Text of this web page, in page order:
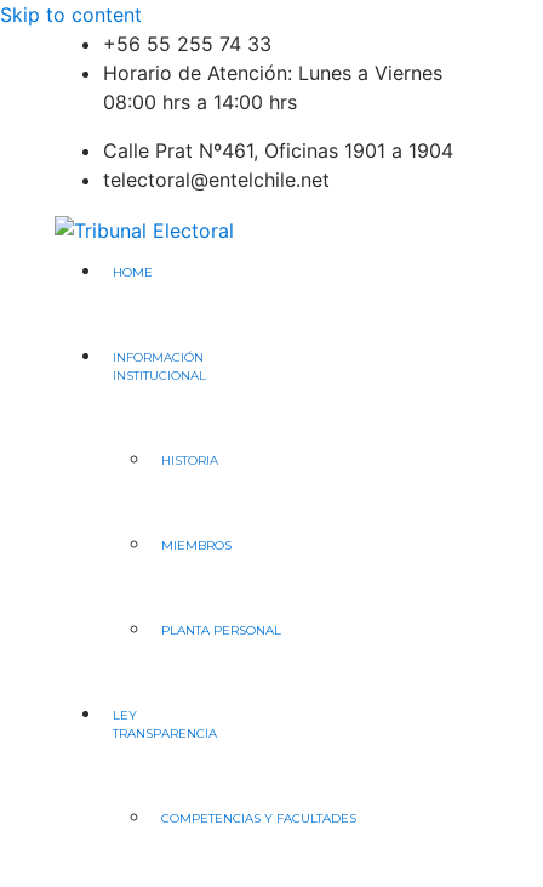
Skip to content
+56 55 255 74 33
Horario de Atención: Lunes a Viernes
08:00 hrs a 14:00 hrs
Calle Prat Nº461, Oficinas 1901 a 1904
telectoral@entelchile.net
HOME
INFORMACIÓN
INSTITUCIONAL
HISTORIA
MIEMBROS
PLANTA PERSONAL
LEY
TRANSPARENCIA
COMPETENCIAS Y FACULTADES